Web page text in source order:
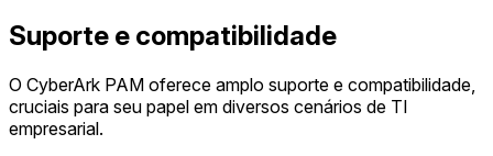
Suporte e compatibilidade
O CyberArk PAM oferece amplo suporte e compatibilidade,
cruciais para seu papel em diversos cenários de TI
empresarial.